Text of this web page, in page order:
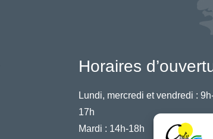
Horaires
Lundi, mercredi et vendredi :
17h
Mardi : 14h-18h